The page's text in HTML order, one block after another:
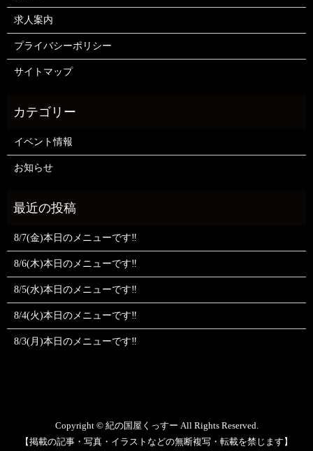
求人案内
プライバシーポリシー
サイトマップ
イベント情報
お知らせ
8/7(金)本日のメニューです‼️
8/6(木)本日のメニューです‼️
8/5(水)本日のメニューです‼️
8/4(火)本日のメニューです‼️
8/3(月)本日のメニューです‼️
Copyright © 紀の国屋くっすー All Rights Reserved.
【掲載の記事・写真・イラストなどの無断複写・転載を禁じます】